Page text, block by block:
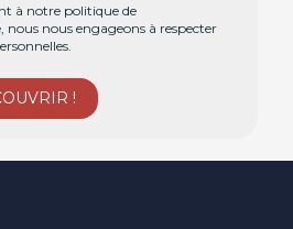
à notre politique de
nous nous engageons à respecter